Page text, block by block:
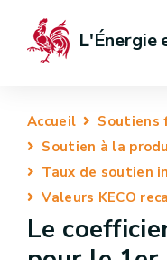
L'Énergie
Accueil
Soutiens
Soutien à la
Taux de soutien
Valeurs KECO
Le